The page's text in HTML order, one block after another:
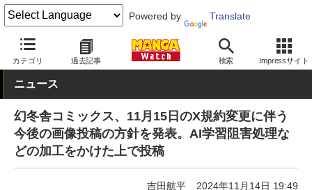
Powered by Translate
カテゴリ 過去記事 検索 Impressサイト
MANGA Watch その他
ニュース
幻冬舎コミックス、11月15日のX規約変更に伴う
今後の画像投稿の方針を発表。AI学習阻害処理な
どの加工をかけた上で投稿
吉田航平 2024年11月14日 19:49